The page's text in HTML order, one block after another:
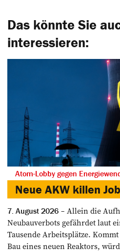
Das könnte Sie
interessieren:
Atom-Lobby gegen
Neue AKW killen
7. August 2026
Allein die
Neubauverbots gefährdet laut
Tausende Arbeitsplätze.
Bau eines neuen Reaktors,